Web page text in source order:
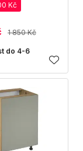
Kč
1 850 Kč
do 4-6